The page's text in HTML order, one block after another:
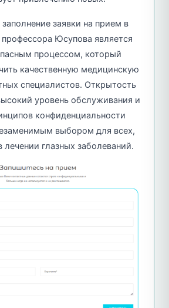
заявки на прием в
Юсупова является
процессом, который
качественную медицинскую
специалистов. Открытость
уровень обслуживания и
конфиденциальности
выбором для всех,
лечении глазных заболеваний.